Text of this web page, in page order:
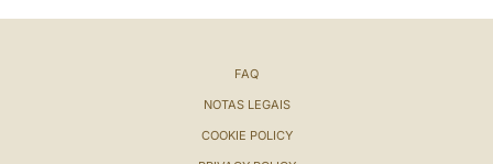
FAQ
NOTAS LEGAIS
COOKIE POLICY